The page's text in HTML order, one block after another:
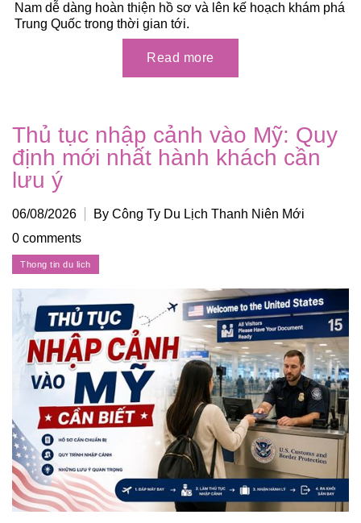
Nam dễ dàng hoàn thiện hồ sơ và lên kế hoạch khám phá
Trung Quốc trong thời gian tới.
Thủ tục nhập cảnh vào Mỹ: Quy
định mới nhất hành khách cần
lưu ý
06/08/2026
By Công Ty Du Lịch Thanh Niên Mới
0 comments